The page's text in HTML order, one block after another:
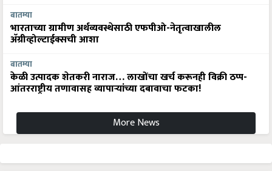
बातम्या
भारताच्या ग्रामीण अर्थव्यवस्थेसाठी एफपीओ-नेतृत्वाखालील
अ‍ॅग्रीव्होल्टाईक्सची आशा
बातम्या
केळी उत्पादक शेतकरी नाराज… लाखोंचा खर्च करूनही विक्री ठप्प-
आंतरराष्ट्रीय तणावासह व्यापाऱ्यांच्या दबावाचा फटका!
More News